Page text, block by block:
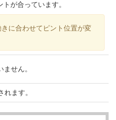
が合っています。
に合わせてピント位置が変
せん。
れます。